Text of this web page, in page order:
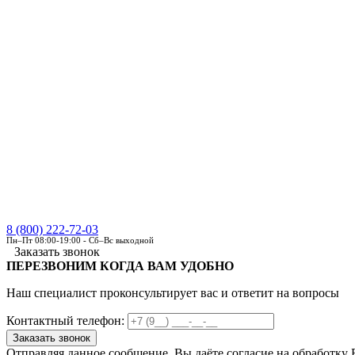
8 (800) 222-72-03
Пн–Пт 08:00-19:00 - Сб–Вс выходной
Заказать звонок
ПЕРЕЗВОНИМ КОГДА ВАМ УДОБНО
Наш специалист проконсультирует вас и ответит на вопросы
Контактный телефон: